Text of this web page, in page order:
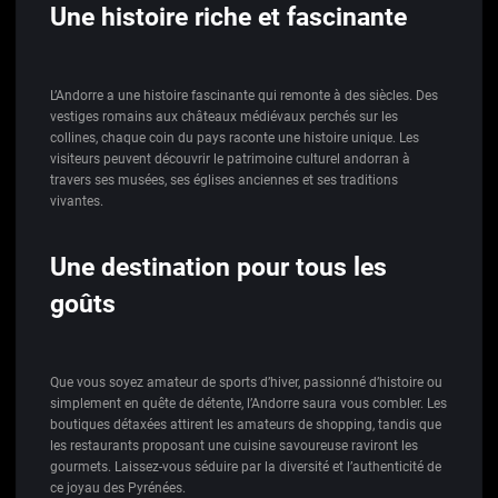
Une histoire riche et fascinante
L’Andorre a une histoire fascinante qui remonte à des siècles. Des
vestiges romains aux châteaux médiévaux perchés sur les
collines, chaque coin du pays raconte une histoire unique. Les
visiteurs peuvent découvrir le patrimoine culturel andorran à
travers ses musées, ses églises anciennes et ses traditions
vivantes.
Une destination pour tous les
goûts
Que vous soyez amateur de sports d’hiver, passionné d’histoire ou
simplement en quête de détente, l’Andorre saura vous combler. Les
boutiques détaxées attirent les amateurs de shopping, tandis que
les restaurants proposant une cuisine savoureuse raviront les
gourmets. Laissez-vous séduire par la diversité et l’authenticité de
ce joyau des Pyrénées.